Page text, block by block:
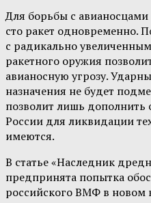
Для борьбы с
сто ракет одновременно.
с радикально
ракетного оружия
авианосную угрозу.
назначения не будет
позволит лишь
России для ликвидации
имеются.
В статье «Наследник
предпринята попытка
российского ВМФ в новом